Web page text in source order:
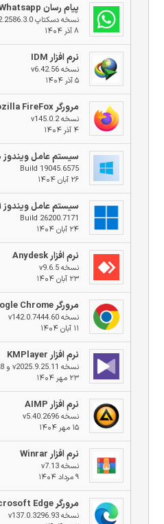
پیام رسان Whatsapp
نسخه دسکتاپ v2.2586.3.0
۸ آذر ۱۴۰۴
نرم افزار IDM
نسخه v6.42.56
۵ آذر ۱۴۰۴
مرورگر Mozilla FireFox
نسخه v145.0.2
۴ آذر ۱۴۰۴
سیستم عامل ویندوز ۱۰
Build 19045.6575
۲۶ آبان ۱۴۰۴
سیستم عامل ویندوز ۱۱
Build 26200.7171
۲۴ آبان ۱۴۰۴
نرم افزار Anydesk
نسخه v9.6.5
۲۳ آبان ۱۴۰۴
مرورگر Google Chrome
نسخه v142.0.7444.60
۱۱ آبان ۱۴۰۴
نرم افزار KMPlayer
نسخه v2025.9.25.11 و v4.2.3.28
۲۳ مهر ۱۴۰۴
نرم افزار AIMP
نسخه v5.40.2696
۱۵ مهر ۱۴۰۴
نرم افزار Winrar
نسخه v7.13
۹ مرداد ۱۴۰۴
مرورگر Microsoft Edge
نسخه v137.0.3296.93